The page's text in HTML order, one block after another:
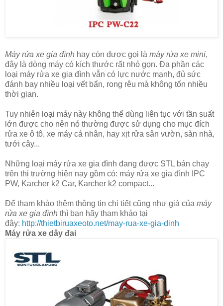
Máy rửa xe gia đình hay còn được gọi là máy rửa xe mini,
đây là dòng máy có kích thước rất nhỏ gọn. Đa phần các
loại máy rửa xe gia đình vẫn có lực nước mạnh, đủ sức
đánh bay nhiều loại vết bẩn, rong rêu mà không tốn nhiều
thời gian.
Tuy nhiên loại máy này không thể dùng liên tục với tần suất
lớn được cho nên nó thường được sử dụng cho mục đích
rửa xe ô tô, xe máy cá nhân, hay xịt rửa sân vườn, sàn nhà,
tưới cây...
Những loại máy rửa xe gia đình đang được STL bán chạy
trên thị trường hiện nay gồm có: máy rửa xe gia đình IPC
PW, Karcher k2 Car, Karcher k2 compact...
Để tham khảo thêm thông tin chi tiết cũng như giá của máy
rửa xe gia đình thì bạn hãy tham khảo tại
đây: http://thietbiruaxeoto.net/may-rua-xe-gia-dinh
Máy rửa xe dây đai